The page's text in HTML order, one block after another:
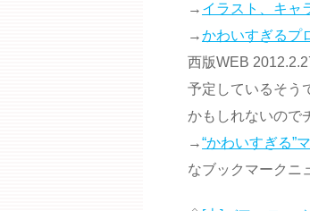
→ イラスト、キャ
→かわいすぎるプ
西版WEB
予定しているそう
かもしれないので
→“かわいすぎる”
なブックマークニ